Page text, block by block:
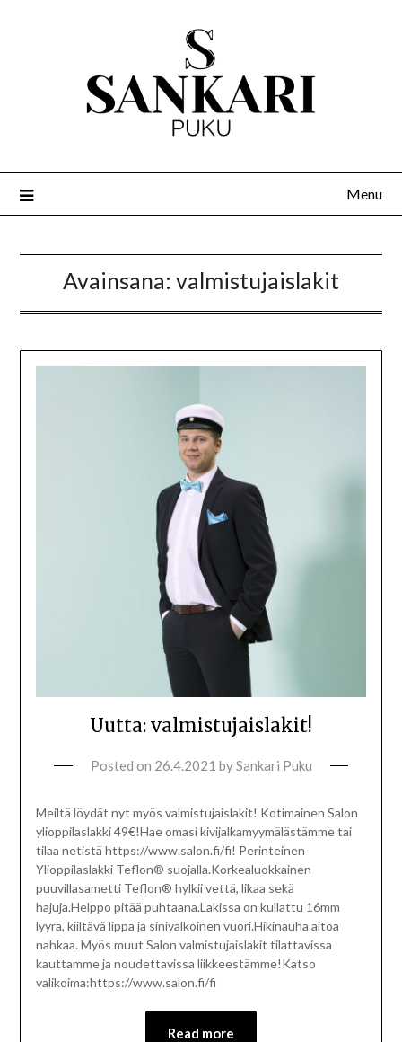
Menu
Avainsana: valmistujaislakit
Uutta: valmistujaislakit!
Posted on 26.4.2021 bySankari Puku
Meiltä löydät nyt myös valmistujaislakit! Kotimainen Salon
ylioppilaslakki 49€!Hae omasi kivijalkamyymälästämme tai
tilaa netistä https://www.salon.fi/fi! Perinteinen
Ylioppilaslakki Teflon® suojalla.Korkealuokkainen
puuvillasametti Teflon® hylkii vettä, likaa sekä
hajuja.Helppo pitää puhtaana.Lakissa on kullattu 16mm
lyyra, kiiltävä lippa ja sinivalkoinen vuori.Hikinauha aitoa
nahkaa. Myös muut Salon valmistujaislakit tilattavissa
kauttamme ja noudettavissa liikkeestämme!Katso
valikoima:https://www.salon.fi/fi
Read more